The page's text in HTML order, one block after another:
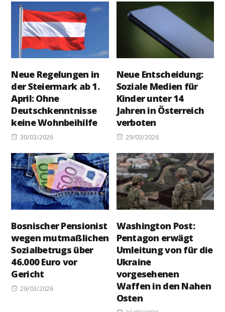
Neue Regelungen in
der Steiermark ab 1.
April: Ohne
Deutschkenntnisse
keine Wohnbeihilfe
Posted
30/03/2026
Neue Entscheidung:
Soziale Medien für
Kinder unter 14
Jahren in Österreich
verboten
Posted
29/03/2026
Bosnischer Pensionist
wegen mutmaßlichen
Sozialbetrugs über
46.000 Euro vor
Gericht
Posted
29/03/2026
Washington Post:
Pentagon erwägt
Umleitung von für die
Ukraine
vorgesehenen
Waffen in den Nahen
Osten